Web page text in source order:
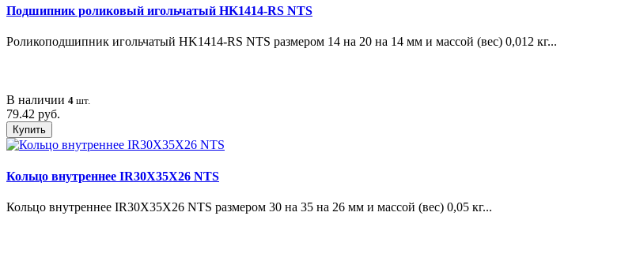
Подшипник роликовый игольчатый HK1414-RS NTS
Роликоподшипник игольчатый HK1414-RS NTS размером 14 на 20 на 14 мм и массой (вес) 0,012 кг...
В наличии 4 шт.
79.42 руб.
Купить
Кольцо внутреннее IR30X35X26 NTS
Кольцо внутреннее IR30X35X26 NTS размером 30 на 35 на 26 мм и массой (вес) 0,05 кг...